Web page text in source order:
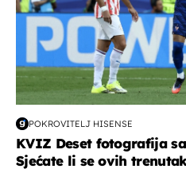
POKROVITELJ HISENSE
KVIZ Deset fotografija
Sjećate li se ovih